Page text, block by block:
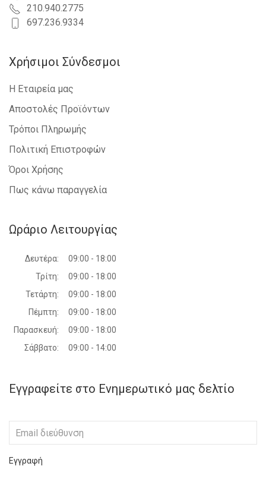
210.940.2775
697.236.9334
Χρήσιμοι Σύνδεσμοι
Η Εταιρεία μας
Αποστολές Προϊόντων
Τρόποι Πληρωμής
Πολιτική Επιστροφών
Όροι Χρήσης
Πως κάνω παραγγελία
Ωράριο Λειτουργίας
Δευτέρα:
09:00 - 18:00
Τρίτη:
09:00 - 18:00
Τετάρτη:
09:00 - 18:00
Πέμπτη:
09:00 - 18:00
Παρασκευή:
09:00 - 18:00
Σάββατο:
09:00 - 14:00
Εγγραφείτε στο Ενημερωτικό μας δελτίο
Εγγραφή